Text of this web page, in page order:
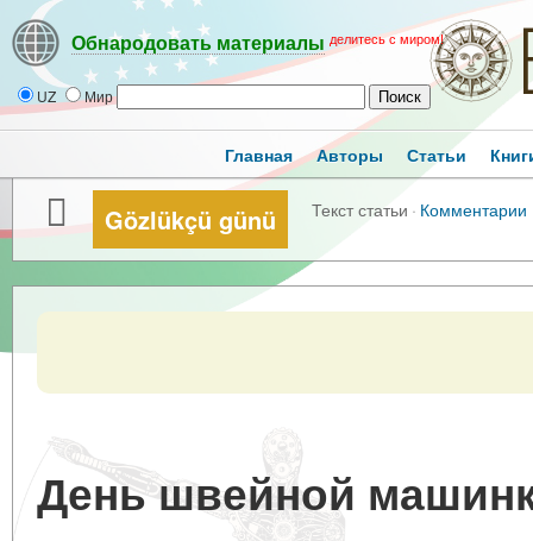
Обнародовать материалы делитесь с миром!
UZ Мир
Главная Авторы Статьи
Gözlükçü günü Текст статьи · Комментарии
День швейной